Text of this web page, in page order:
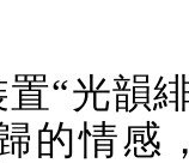
“光韻
的情感